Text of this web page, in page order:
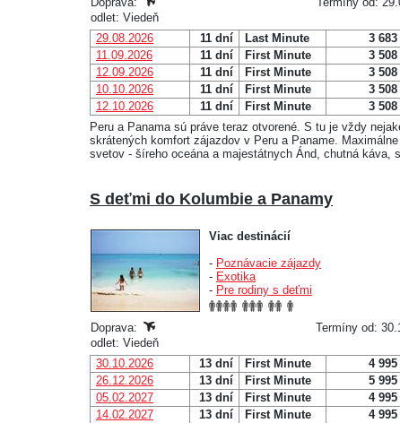
odlet: Viedeň
29.08.2026
11 dní Last Minute 3 683
11.09.2026
11 dní First Minute 3 508
12.09.2026
11 dní First Minute 3 508
10.10.2026
11 dní First Minute 3 508
12.10.2026
11 dní First Minute 3 508
Peru a Panama sú práve teraz otvorené. S tu je vždy
skrátených komfort zájazdov v Peru a Paname.
svetov - šíreho oceána a majestátnych Ánd, chutná káva,
S deťmi do Kolumbie a Panamy
Viac destinácií
- Poznávacie zájazdy
- Exotika
- Pre rodiny s deťmi
Doprava:
Termíny od:
odlet: Viedeň
30.10.2026
13 dní First Minute 4 995
26.12.2026
13 dní First Minute 5 995
05.02.2027
13 dní First Minute 4 995
14.02.2027
13 dní First Minute 4 995